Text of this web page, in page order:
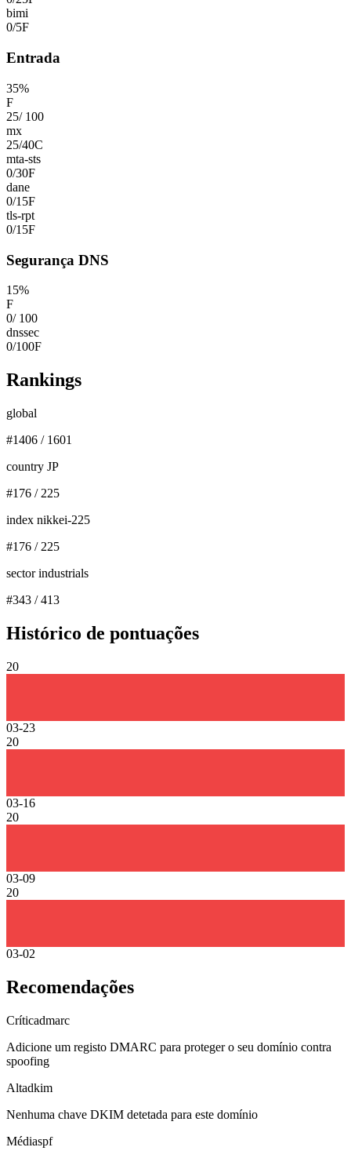
bimi
0/5F
Entrada
35%
F
25/ 100
mx
25/40C
mta-sts
0/30F
dane
0/15F
tls-rpt
0/15F
Segurança DNS
15%
F
0/ 100
dnssec
0/100F
Rankings
global
#1406 / 1601
country JP
#176 / 225
index nikkei-225
#176 / 225
sector industrials
#343 /413
Histórico de pontuações
20
03-23
20
03-16
20
03-09
20
03-02
Recomendações
Críticadmarc
Adicione um registo DMARC para proteger o seu domínio contra
spoofing
Altadkim
Nenhuma chave DKIM detetada para este domínio
Médiaspf